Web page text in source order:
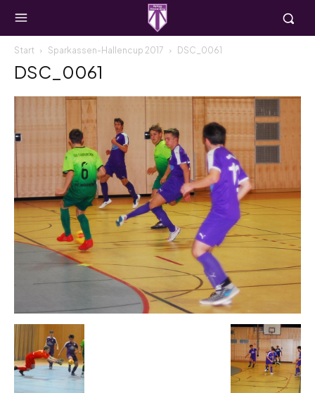
Start Sparkassen-Hallencup 2017 DSC_0061
DSC_0061